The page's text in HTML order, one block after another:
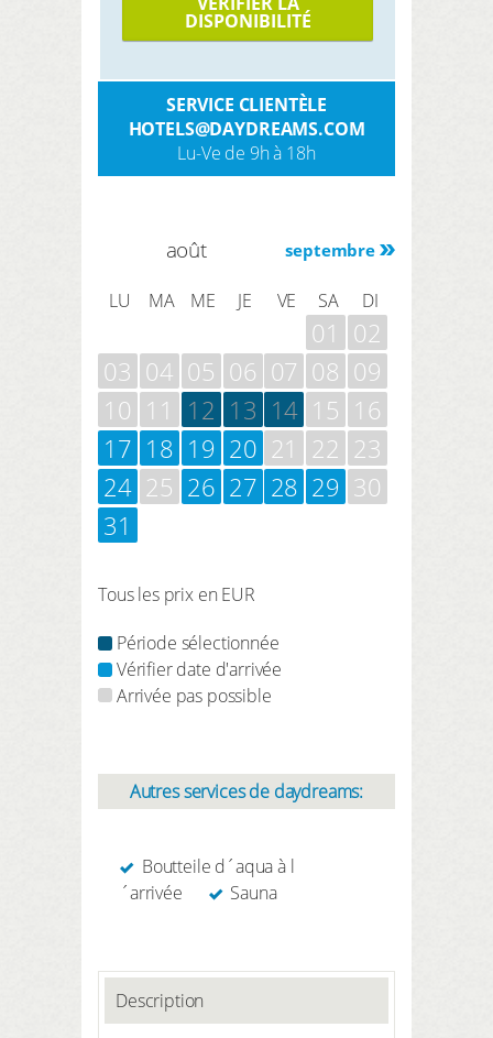
DISPONIBILITÉ
SERVICE CLIENTÈLE
HOTELS@DAYDREAMS.COM
Lu-Ve de 9h à 18h
septembre
août
LU MA ME JE VE SA DI
01
02
03 04 05 06 07 08 09
10 11 12 13 14 15 16
17 18 19 20 21 22 23
24 25 26 27 28 29 30
31
Tous les prix en EUR
Période sélectionnée
Vérifier date d'arrivée
Arrivée pas possible
Autres services de daydreams:
Boutteile d´aqua à l
´arrivée
Sauna
Description